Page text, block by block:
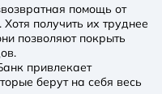
помощь от
получить их труднее
позволяют покрыть
привлекает
берут на себя весь